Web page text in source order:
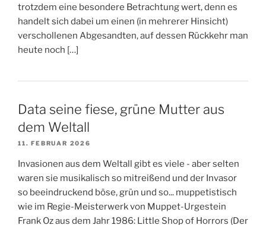
trotzdem eine besondere Betrachtung wert, denn es
handelt sich dabei um einen (in mehrerer Hinsicht)
verschollenen Abgesandten, auf dessen Rückkehr man
heute noch […]
Data seine fiese, grüne Mutter aus
dem Weltall
11. FEBRUAR 2026
Invasionen aus dem Weltall gibt es viele - aber selten
waren sie musikalisch so mitreißend und der Invasor
so beeindruckend böse, grün und so... muppetistisch
wie im Regie-Meisterwerk von Muppet-Urgestein
Frank Oz aus dem Jahr 1986: Little Shop of Horrors (Der